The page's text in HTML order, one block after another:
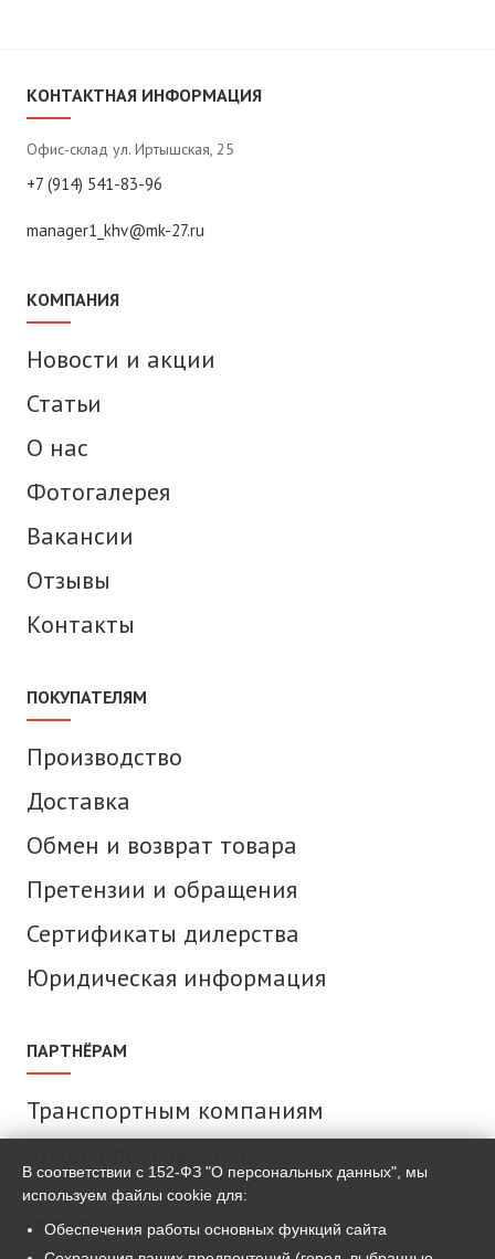
КОНТАКТНАЯ ИНФОРМАЦИЯ
Офис-склад ул. Иртышская, 25
+7 (914) 541-83-96
manager1_khv@mk-27.ru
КОМПАНИЯ
Новости и акции
Статьи
О нас
Фотогалерея
Вакансии
Отзывы
Контакты
ПОКУПАТЕЛЯМ
Производство
Доставка
Обмен и возврат товара
Претензии и обращения
Сертификаты дилерства
Юридическая информация
ПАРТНЁРАМ
Транспортным компаниям
СВЯЗАТЬСЯ С НАМИ
В соответствии с 152-ФЗ "О персональных данных", мы
используем файлы cookie для:
Обеспечения работы основных функций сайта